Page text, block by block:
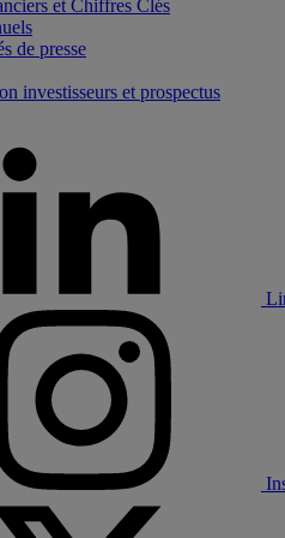
et Chiffres Clés
de presse
investisseurs et prospectus